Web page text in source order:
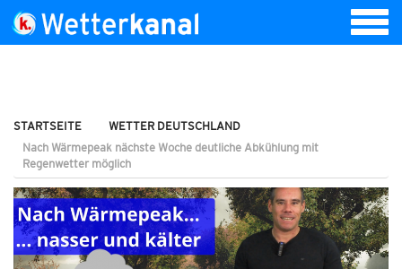
STARTSEITE
WETTER DEUTSCHLAND
Nach Wärmepeak nächste Woche deutliche Abkühlung mit
Regenwetter möglich